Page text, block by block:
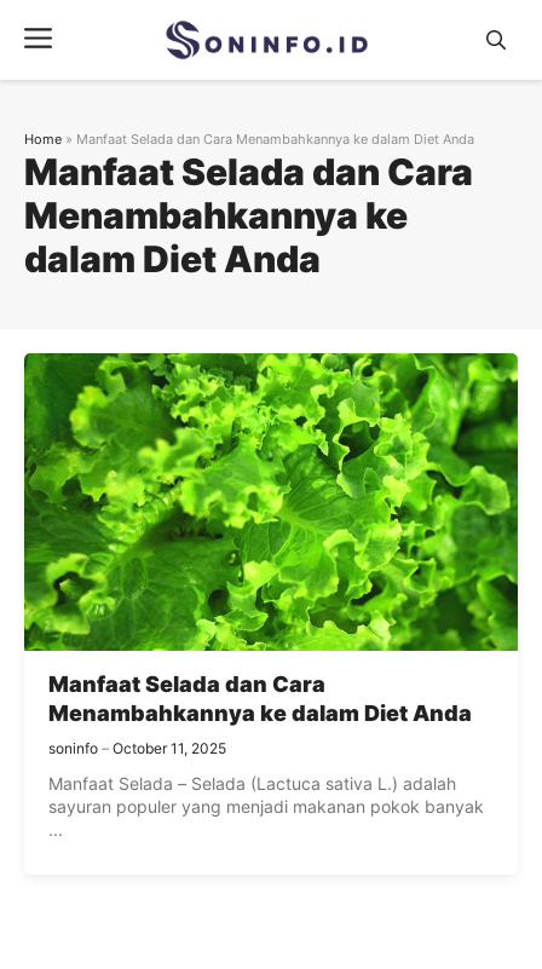
content
Menu
Manfaat Selada dan Cara
Menambahkannya ke
dalam Diet Anda
Home » Manfaat Selada dan Cara Menambahkannya ke dalam Diet Anda
Manfaat Selada dan Cara
Menambahkannya ke dalam Diet Anda
soninfo October 11, 2025
Manfaat Selada – Selada (Lactuca sativa L.) adalah
sayuran populer yang menjadi makanan pokok banyak
...